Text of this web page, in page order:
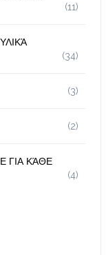
(11)
(34)
(3)
(2)
ΓΙΑ ΚΆΘΕ
(4)